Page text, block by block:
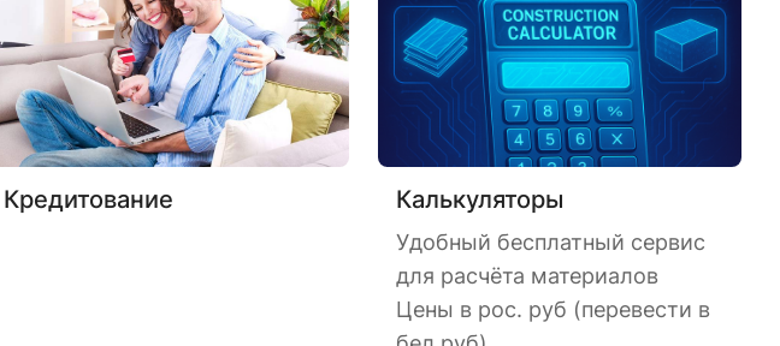
Кредитование Калькуляторы
Удобный бесплатный сервис
для расчёта материалов
Цены в рос. руб (перевести в